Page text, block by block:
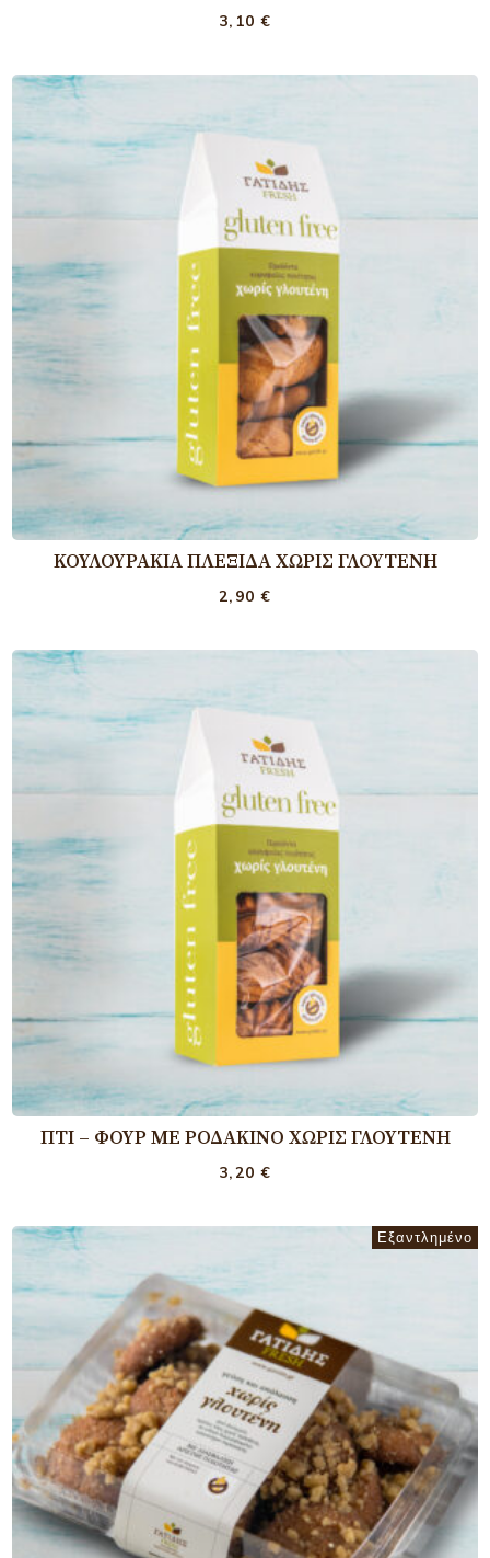
3,10€
ΚΟΥΛΟΥΡΆΚΙΑ ΠΛΕΞΊΔΑ ΧΩΡΊΣ ΓΛΟΥΤΈΝΗ
2,90€
ΠΤΙ – ΦΟΥΡ MΕ ΡΟΔΆΚΙΝΟ XΩΡΊΣ ΓΛΟΥΤΈΝΗ
3,20€
Εξαντλημένο